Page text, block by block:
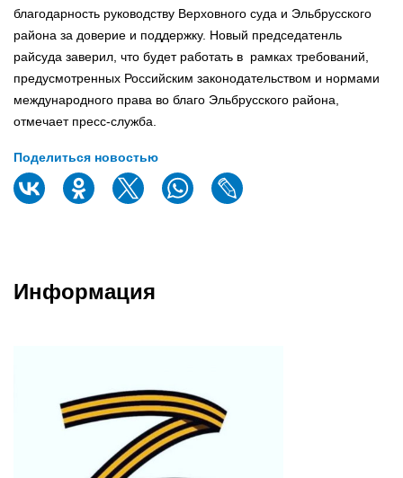
благодарность руководству Верховного суда и Эльбрусского
района за доверие и поддержку. Новый председатенль
райсуда заверил, что будет работать в рамках требований,
предусмотренных Российским законодательством и нормами
международного права во благо Эльбрусского района,
отмечает пресс-служба.
Поделиться новостью
Информация